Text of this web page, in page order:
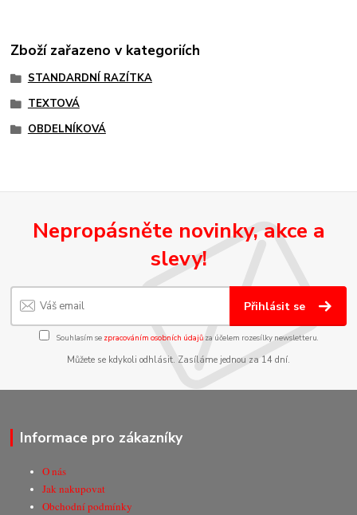
Zboží zařazeno v kategoriích
STANDARDNÍ RAZÍTKA
TEXTOVÁ
OBDELNÍKOVÁ
Nepropásněte novinky, akce a
slevy!
Přihlásit se
Souhlasím se zpracováním osobních údajůza účelem rozesílky newsletteru.
Můžete se kdykoli odhlásit. Zasíláme jednou za 14 dní.
Informace pro zákazníky
O nás
Jak nakupovat
Obchodní podmínky